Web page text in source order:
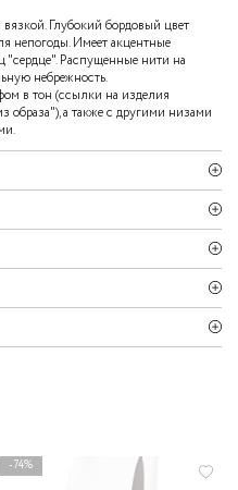
Глубокий бордовый цвет
непогоды. Имеет акцентные
"сердце". Распущенные нити на
небрежность.
в тон (ссылки на изделия
образа"), а также с другими низами
-74%